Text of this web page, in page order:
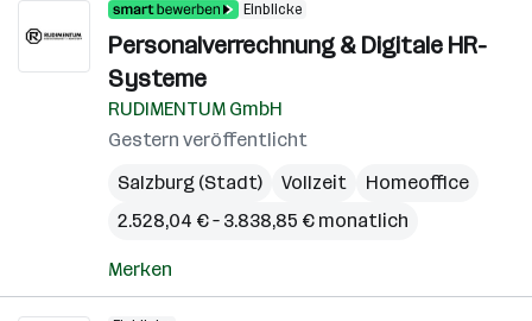
Einblicke
Personalverrechnung & Digitale HR-
Systeme
RUDIMENTUM GmbH
Gestern veröffentlicht
Salzburg (Stadt)
Vollzeit
Homeoffice
2.528,04 € – 3.838,85 € monatlich
Merken